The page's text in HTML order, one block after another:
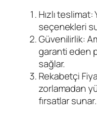
Hızlı
seçenekleri
Güvenilirlik:
garanti eden
sağlar.
Rekabetçi
zorlamadan
fırsatlar sunar.